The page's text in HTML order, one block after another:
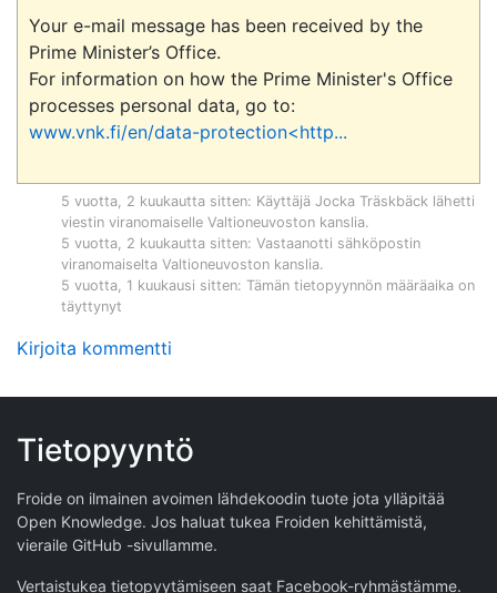
Your e-mail message has been received by the
Prime Minister’s Office.
For information on how the Prime Minister's Office
www.vnk.fi/en/data-protection<http...
5 vuotta, 2 kuukautta sitten: Käyttäjä Jocka Träskbäck lähetti
viestin viranomaiselle Valtioneuvoston kanslia.
5 vuotta, 2 kuukautta sitten: Vastaanotti sähköpostin
viranomaiselta Valtioneuvoston kanslia.
5 vuotta, 1 kuukausi sitten: Tämän tietopyynnön määräaika on
täyttynyt
Kirjoita kommentti
Tietopyyntö
Froide on ilmainen avoimen lähdekoodin tuote jota ylläpitää
Open Knowledge. Jos haluat tukea Froiden kehittämistä,
vieraile GitHub -sivullamme.
Vertaistukea tietopyytämiseen saat Facebook-ryhmästämme.